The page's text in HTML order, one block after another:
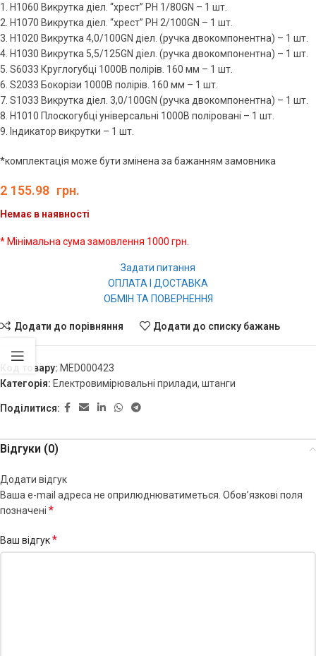
1. Н1060 Викрутка діел. “хрест” РН 1/80GN – 1 шт.
2. Н1070 Викрутка діел. “хрест” РН 2/100GN – 1 шт.
3. Н1020 Викрутка 4,0/100GN діел. (ручка двокомпонентна) – 1 шт.
4. Н1030 Викрутка 5,5/125GN діел. (ручка двокомпонентна) – 1 шт.
5. S6033 Круглогубці 1000В полірів. 160 мм – 1 шт.
6. S2033 Бокорізи 1000В полірів. 160 мм – 1 шт.
7. S1033 Викрутка діел. 3,0/100GN (ручка двокомпонентна) – 1 шт.
8. Н1010 Плоскогубці універсальні 1000В поліровані – 1 шт.
9. Індикатор викрутки – 1 шт.
*комплектація може бути змінена за бажанням замовника
2 155.98 грн.
Немає в наявності
* Мінімальна сума замовлення 1000 грн.
Задати питання
ОПЛАТА І ДОСТАВКА
ОБМІН ТА ПОВЕРНЕННЯ
Додати до порівняння Додати до списку бажань
Код товару: MED000423
Категорія: Електровимірювальні прилади, штанги
Поділитися:
Відгуки (0)
Додати відгук
Ваша e-mail адреса не оприлюднюватиметься. Обов’язкові поля
позначені *
Ваш відгук*